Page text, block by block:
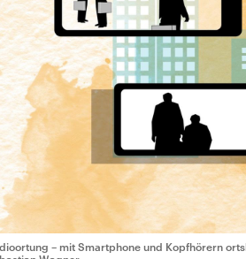
– mit Smartphone und Kopfhörern